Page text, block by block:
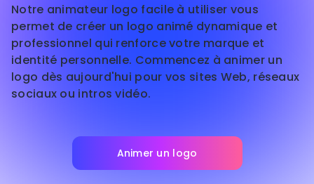
Notre animateur logo facile à utiliser vous
permet de créer un logo animé dynamique et
professionnel qui renforce votre marque et
identité personnelle. Commencez à animer un
logo dès aujourd'hui pour vos sites Web, réseaux
sociaux ou intros vidéo.
Animer un logo